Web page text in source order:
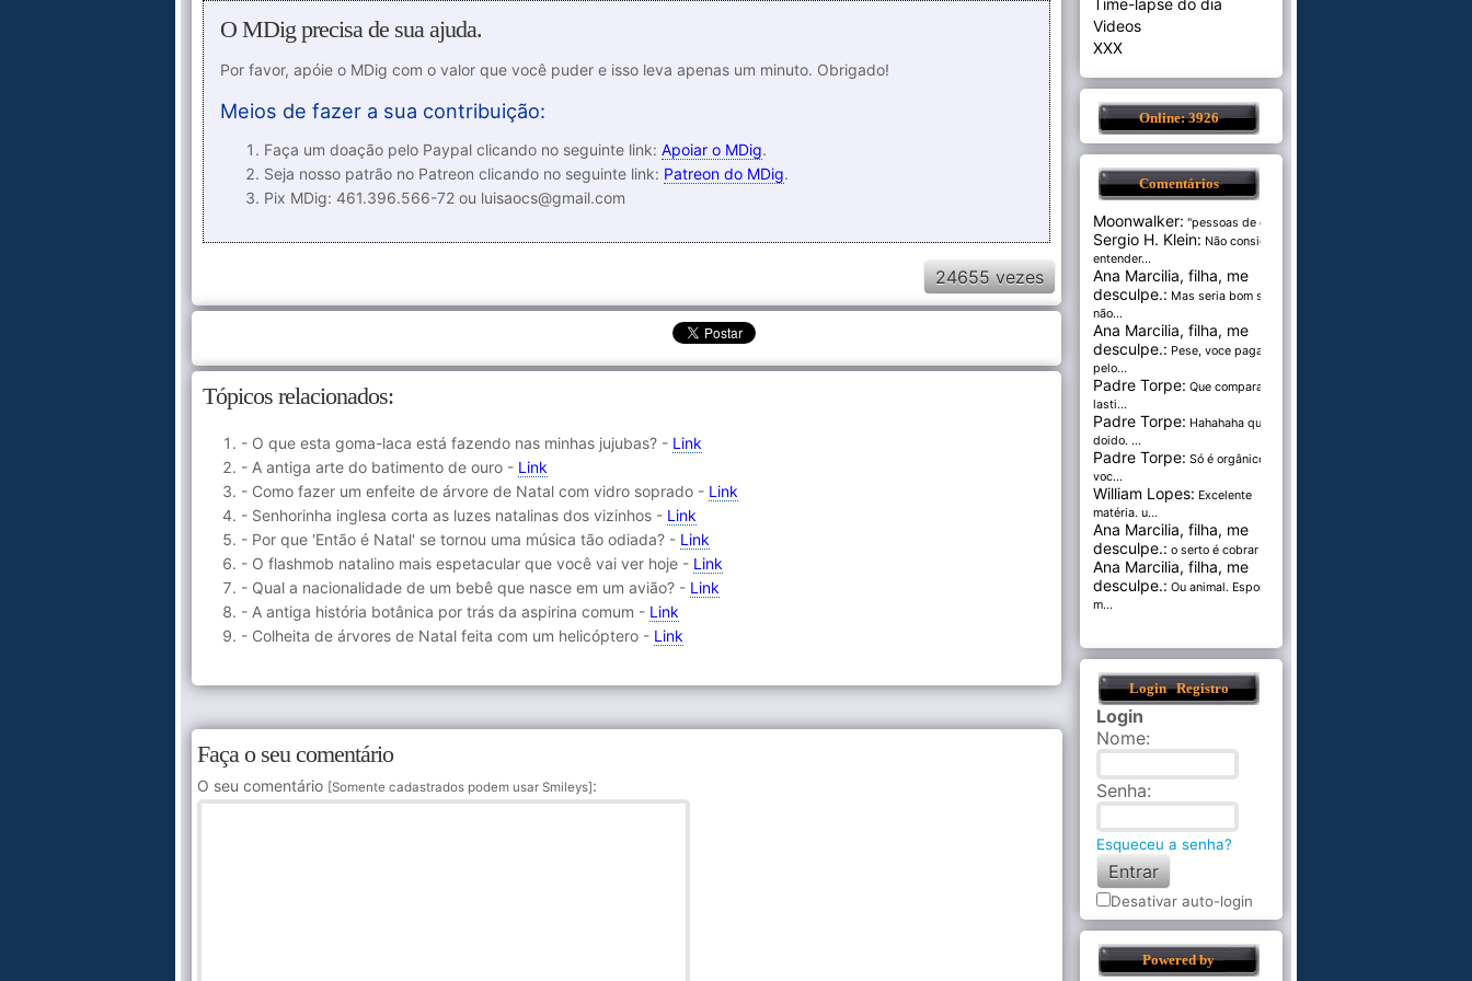
O MDig precisa de sua ajuda.
Por favor, apóie o MDig com o valor que você puder e isso leva apenas um minuto. Obrigado!
Meios de fazer a sua contribuição:
Faça um doação pelo Paypal clicando no seguinte link: Apoiar o MDig.
Seja nosso patrão no Patreon clicando no seguinte link: Patreon do MDig.
Pix MDig: 461.396.566-72 ou luisaocs@gmail.com
24655 vezes
Tópicos relacionados:
- O que esta goma-laca está fazendo nas minhas jujubas? - Link
- A antiga arte do batimento de ouro - Link
- Como fazer um enfeite de árvore de Natal com vidro soprado - Link
- Senhorinha inglesa corta as luzes natalinas dos vizinhos - Link
- Por que 'Então é Natal' se tornou uma música tão odiada? - Link
- O flashmob natalino mais espetacular que você vai ver hoje - Link
- Qual a nacionalidade de um bebê que nasce em um avião? - Link
- A antiga história botânica por trás da aspirina comum - Link
- Colheita de árvores de Natal feita com um helicóptero - Link
Faça o seu comentário
O seu comentário [Somente cadastrados podem usar Smileys] :
Time-lapse do dia
Videos
XXX
Online: 3926
Comentários
Moonwalker: "pessoas de cer...
Sergio H. Klein: Não consigo
entender...
Ana Marcilia, filha, me
desculpe.: Mas seria bom se
não...
Ana Marcilia, filha, me
desculpe.: Pese, voce paga
pelo...
Padre Torpe: Que comparação
lasti...
Padre Torpe: Hahahaha que
doido. ...
Padre Torpe: Só é orgânico se
voc...
William Lopes: Excelente
matéria. u...
Ana Marcilia, filha, me
desculpe.: o serto é cobrar pel...
Ana Marcilia, filha, me
desculpe.: Ou animal. Esponja
m...
Login Registro
Login
Nome:
Senha:
Esqueceu a senha?
Desativar auto-login
Powered by